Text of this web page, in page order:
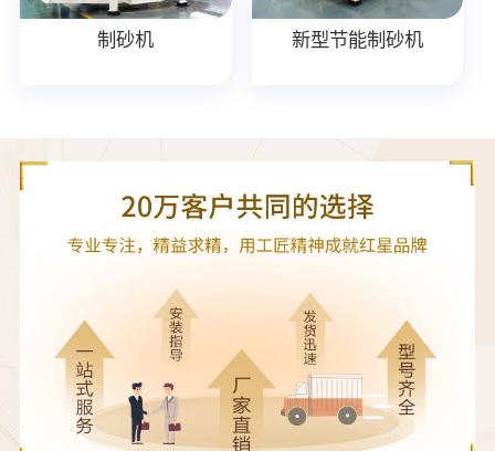
制砂机 新型节能制砂机